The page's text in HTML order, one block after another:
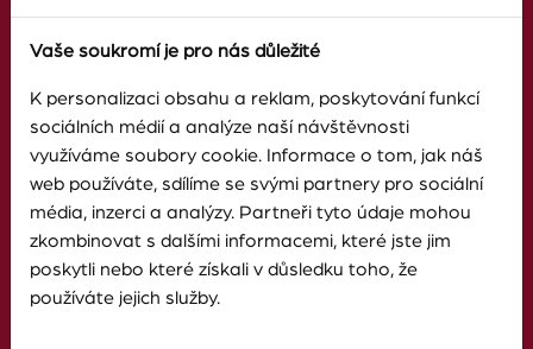
KONTAKTUJTE NÁS
TELEFON
603 246 680
E-MAIL
info@zvonek.cz
SOCIÁLNÍ SÍTĚ
Vaše soukromí je pro nás důležité
K personalizaci obsahu a reklam, poskytování funkcí
sociálních médií a analýze naší návštěvnosti
využíváme soubory cookie. Informace o tom, jak náš
web používáte, sdílíme se svými partnery pro sociální
média, inzerci a analýzy. Partneři tyto údaje mohou
zkombinovat s dalšími informacemi, které jste jim
poskytli nebo které získali v důsledku toho, že
používáte jejich služby.